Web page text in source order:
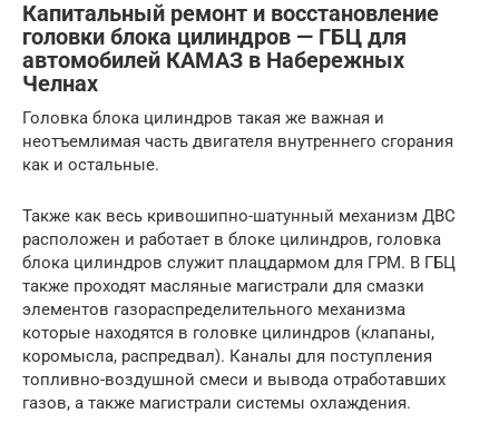
Капитальный ремонт и восстановление
головки блока цилиндров — ГБЦ для
автомобилей КАМАЗ в Набережных
Челнах
Головка блока цилиндров такая же важная и
неотъемлимая часть двигателя внутреннего сгорания
как и остальные.
Также как весь кривошипно-шатунный механизм ДВС
расположен и работает в блоке цилиндров, головка
блока цилиндров служит плацдармом для ГРМ. В ГБЦ
также проходят масляные магистрали для смазки
элементов газораспределительного механизма
которые находятся в головке цилиндров (клапаны,
коромысла, распредвал). Каналы для поступления
топливно-воздушной смеси и вывода отработавших
газов, а также магистрали системы охлаждения.